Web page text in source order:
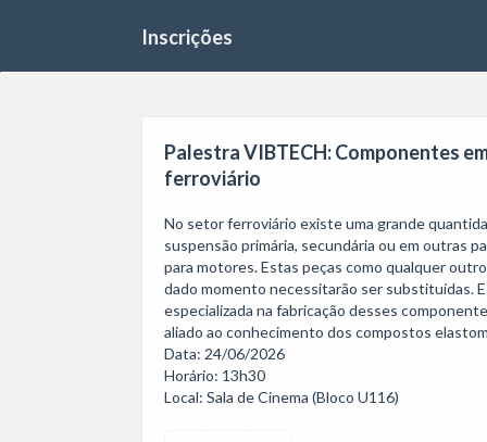
Inscrições
Palestra VIBTECH: Componentes
ferroviário
No setor ferroviário existe uma grande
suspensão primária, secundária ou em outras
para motores. Estas peças como qualquer
dado momento necessitarão ser substituídas.
especializada na fabricação desses
aliado ao conhecimento dos compostos
Data: 24/06/2026
Horário: 13h30